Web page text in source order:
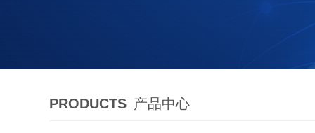
PRODUCTS 产品中心